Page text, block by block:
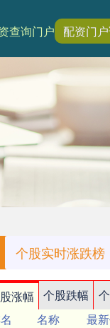
查询门户 配资门
个股实时涨跌榜
涨幅 个股跌幅
名称 最